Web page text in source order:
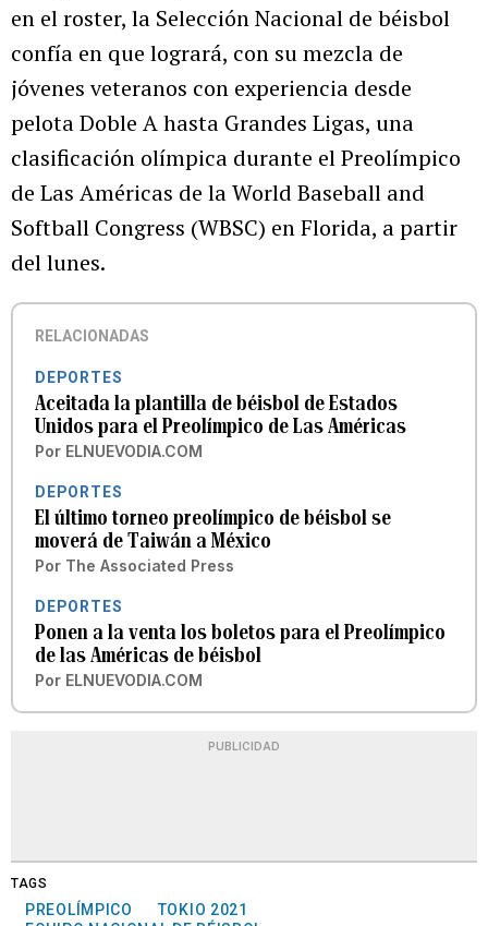
en el roster, la Selección Nacional de béisbol
confía en que logrará, con su mezcla de
jóvenes veteranos con experiencia desde
pelota Doble A hasta Grandes Ligas, una
clasificación olímpica durante el Preolímpico
de Las Américas de la World Baseball and
Softball Congress (WBSC) en Florida, a partir
del lunes.
RELACIONADAS
DEPORTES
Aceitada la plantilla de béisbol de Estados
Unidos para el Preolímpico de Las Américas
Por ELNUEVODIA.COM
DEPORTES
El último torneo preolímpico de béisbol se
moverá de Taiwán a México
Por The Associated Press
DEPORTES
Ponen a la venta los boletos para el Preolímpico
de las Américas de béisbol
Por ELNUEVODIA.COM
PUBLICIDAD
TAGS
PREOLÍMPICO
TOKIO 2021